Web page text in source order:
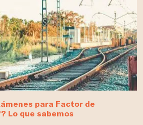
para Factor de
Lo que sabemos